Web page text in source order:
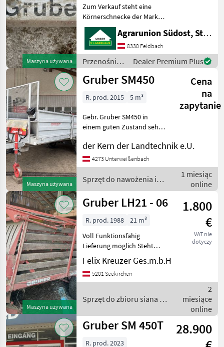
Maszyna używana
Zum Verkauf steht eine
Körnerschnecke der Marke
Gruber in sehr gutem
Zustand!! inkl. gesamte
Förderanlage mit Verteiler
und Rohren komplett
sowie Auslassöffnung
Agrarunion Südost, Standort Gniebing
8330 Feldbach
Przenośniki
/ Gruber
Dealer Premium Plus
Maszyna używana
Gruber SM450
Cena
na
zapytanie
R. prod. 2015 5 m³
Gebr. Gruber SM450 in
einem guten Zustand sehr
wurden vor kurzem
getauscht Kratzboden alles
getauscht (näheres per
Telefon) + Feinstreuwerk
der Kern der Landtechnik e.U.
4273 Unterweißenbach
Sprzęt do nawożenia i
nawadniania / Gruber
1 miesiąc
online
Maszyna używana
Gruber LH21 - 06
1.800
€
VAT nie
dotyczy
R. prod. 1988
21 m³
Voll Funktionsfähig
Lieferung möglich Steht
immer im Trockenen Bei
Fragen bitte Anrufen Klapa
tylna, Podłoga przesuwna
paszowy Przyczepy
Felix Kreuzer Ges.m.b.H
5201 Seekirchen
Sprzęt do zbioru siana i
2
miesiące
online
Gruber SM 450T
28.900
R. prod. 2023